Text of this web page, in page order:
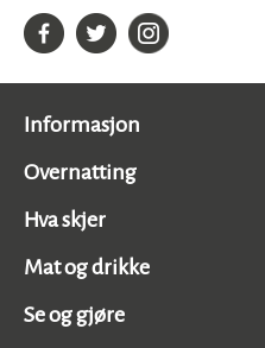
Informasjon
Overnatting
Hva skjer
Mat og drikke
Se og gjøre